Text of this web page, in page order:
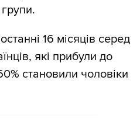
групи.
16 місяців серед
які прибули до
становили чоловіки